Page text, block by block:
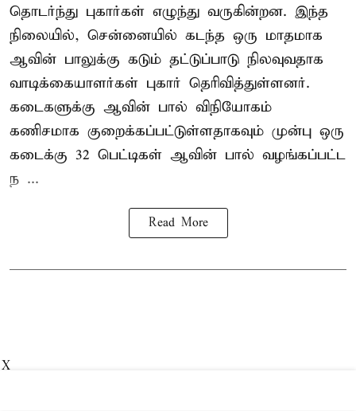
தொடர்ந்து புகார்கள் எழுந்து வருகின்றன. இந்த
நிலையில், சென்னையில் கடந்த ஒரு மாதமாக
ஆவின் பாலுக்கு கடும் தட்டுப்பாடு நிலவுவதாக
வாடிக்கையாளர்கள் புகார் தெரிவித்துள்ளனர்.
கடைகளுக்கு ஆவின் பால் விநியோகம்
கணிசமாக குறைக்கப்பட்டுள்ளதாகவும் முன்பு ஒரு
கடைக்கு 32 பெட்டிகள் ஆவின் பால் வழங்கப்பட்ட
ந ...
Read More
X